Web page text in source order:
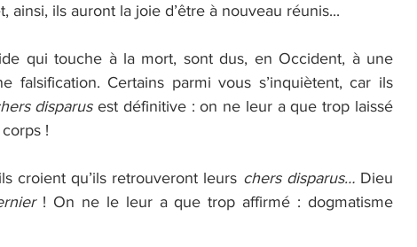
ils auront la joie d’être à nouveau réunis...
qui touche à la mort, sont dus, en Occident, à une
falsification. Certains parmi vous s’inquiètent, car ils
disparus est définitive : on ne leur a que trop laissé
!
croient qu’ils retrouveront leurs chers disparus… Dieu
! On ne le leur a que trop affirmé : dogmatisme